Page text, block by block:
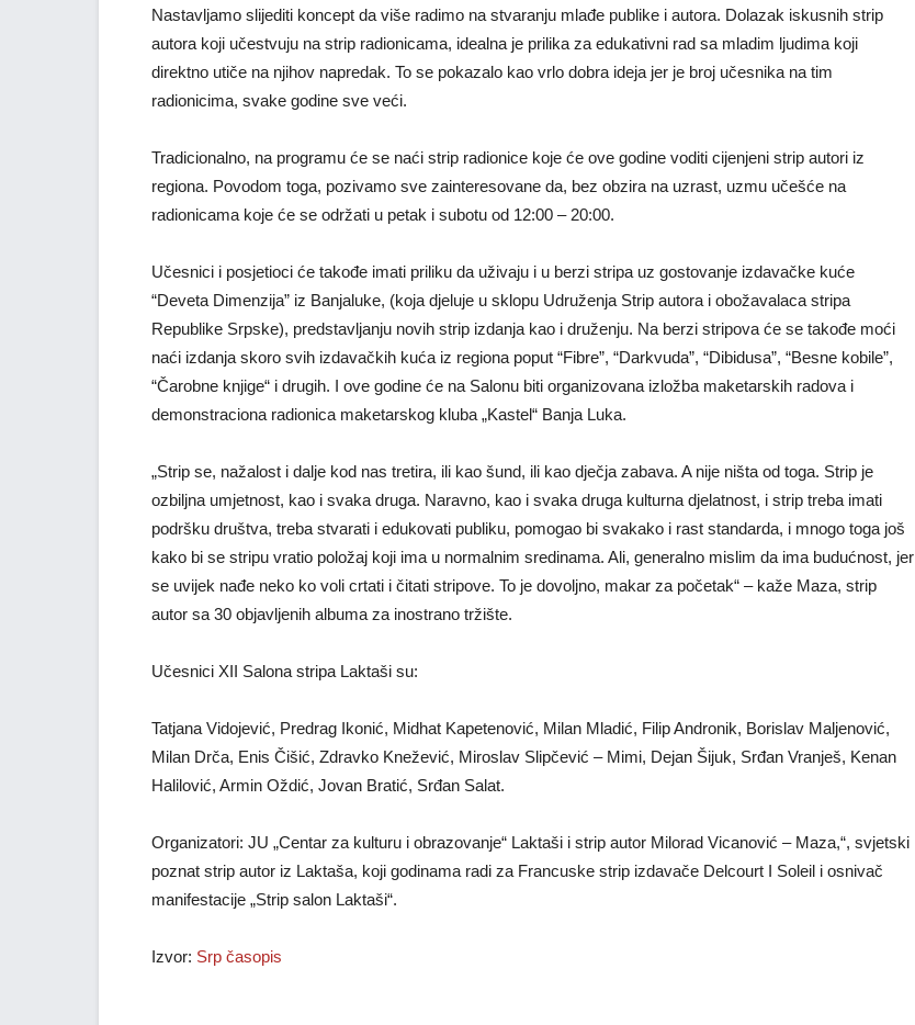
Nastavljamo slijediti koncept da više radimo na stvaranju mlađe publike i autora. Dolazak iskusnih strip
autora koji učestvuju na strip radionicama, idealna je prilika za edukativni rad sa mladim ljudima koji
direktno utiče na njihov napredak. To se pokazalo kao vrlo dobra ideja jer je broj učesnika na tim
radionicima, svake godine sve veći.
Tradicionalno, na programu će se naći strip radionice koje će ove godine voditi cijenjeni strip autori iz
regiona. Povodom toga, pozivamo sve zainteresovane da, bez obzira na uzrast, uzmu učešće na
radionicama koje će se održati u petak i subotu od 12:00 – 20:00.
Učesnici i posjetioci će takođe imati priliku da uživaju i u berzi stripa uz gostovanje izdavačke kuće
“Deveta Dimenzija” iz Banjaluke, (koja djeluje u sklopu Udruženja Strip autora i obožavalaca stripa
Republike Srpske), predstavljanju novih strip izdanja kao i druženju. Na berzi stripova će se takođe moći
naći izdanja skoro svih izdavačkih kuća iz regiona poput “Fibre”, “Darkvuda”, “Dibidusa”, “Besne kobile”,
“Čarobne knjige“ i drugih. I ove godine će na Salonu biti organizovana izložba maketarskih radova i
demonstraciona radionica maketarskog kluba „Kastel“ Banja Luka.
„Strip se, nažalost i dalje kod nas tretira, ili kao šund, ili kao dječja zabava. A nije ništa od toga. Strip je
ozbiljna umjetnost, kao i svaka druga. Naravno, kao i svaka druga kulturna djelatnost, i strip treba imati
podršku društva, treba stvarati i edukovati publiku, pomogao bi svakako i rast standarda, i mnogo toga još
kako bi se stripu vratio položaj koji ima u normalnim sredinama. Ali, generalno mislim da ima budućnost, jer
se uvijek nađe neko ko voli crtati i čitati stripove. To je dovoljno, makar za početak“ – kaže Maza, strip
autor sa 30 objavljenih albuma za inostrano tržište.
Učesnici XII Salona stripa Laktaši su:
Tatjana Vidojević, Predrag Ikonić, Midhat Kapetenović, Milan Mladić, Filip Andronik, Borislav Maljenović,
Milan Drča, Enis Čišić, Zdravko Knežević, Miroslav Slipčević – Mimi, Dejan Šijuk, Srđan Vranješ, Kenan
Halilović, Armin Oždić, Jovan Bratić, Srđan Salat.
Organizatori: JU „Centar za kulturu i obrazovanje“ Laktaši i strip autor Milorad Vicanović – Maza,“, svjetski
poznat strip autor iz Laktaša, koji godinama radi za Francuske strip izdavače Delcourt I Soleil i osnivač
manifestacije „Strip salon Laktaši“.
Izvor: Srp časopis